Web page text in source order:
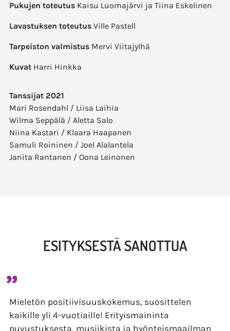
Pukujen toteutusKaisu Luomajärvi ja Tiina Eskelinen
Lavastuksen toteutusVille Pastell
Tarpeiston valmistusMervi Viitajylhä
KuvatHarri Hinkka
Tanssijat 2021
Mari Rosendahl / Liisa Laihia
Wilma Seppälä / Aletta Salo
Niina Kastari / Klaara Haapanen
Samuli Roininen / Joel Alalantela
Janita Rantanen / Oona Leinonen
ESITYKSESTÄ SANOTTUA
Mieletön positiivisuuskokemus, suosittelen
kaikille yli 4-vuotiaille! Erityismaininta
puvustuksesta, musiikista ja hyönteismaailman
Ystäväni Pikku Pörriäinen on hurmaava esitys. Sen
satumaailmaa alkaa avautua katsojille jo heti
saliin astuessa: Kuunnelkaa ääniä. Lintu livertää.